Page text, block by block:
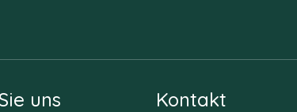
uns Kontakt